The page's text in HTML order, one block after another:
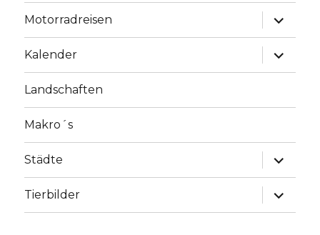
Motorradreisen
Kalender
Landschaften
Makro´s
Städte
Tierbilder